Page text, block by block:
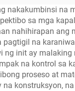
nakakumbinsi
sa mga
nahihirapan
na
init ay
na kontrol
proseso at
konstruksyon,